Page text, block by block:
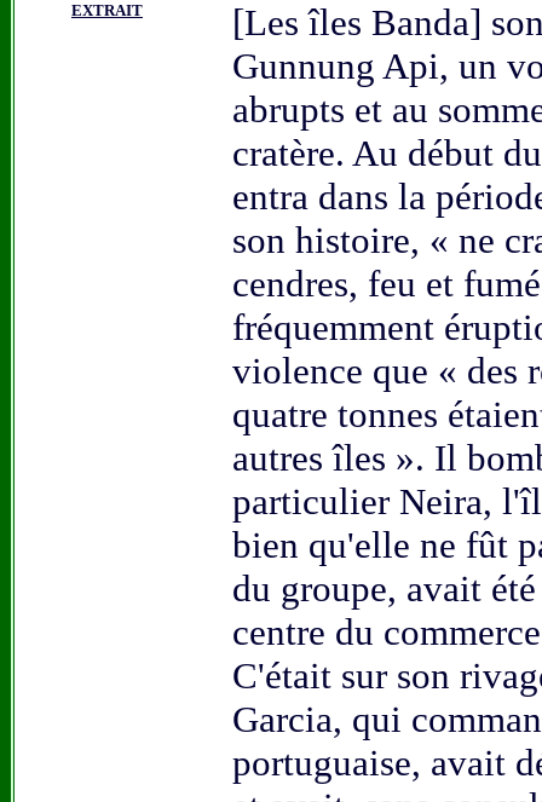
EXTRAIT
[Les îles Banda]
Gunnung Api, un
abrupts et au
cratère. Au début
entra dans la
son histoire, « ne
cendres, feu et
fréquemment
violence que « des
quatre tonnes
autres îles ». Il
particulier Neira,
bien qu'elle ne fût
du groupe, avait
centre du
C'était sur son
Garcia, qui
portuguaise, avait